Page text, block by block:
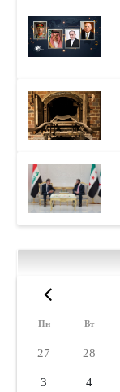
Пн Вт
27 28
3 4